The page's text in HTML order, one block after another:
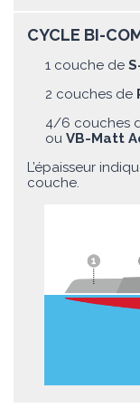
CYCLE BI-
1 couche de
2 couches de
4/6 couches
ou VB-Matt
L’épaisseur
couche.